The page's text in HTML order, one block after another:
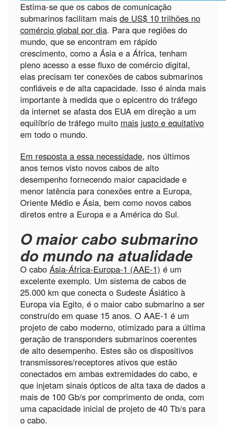
Estima-se que os cabos de comunicação
submarinos facilitam mais de US$ 10 trilhões no
comércio global por dia. Para que regiões do
mundo, que se encontram em rápido
crescimento, como a Ásia e a África, tenham
pleno acesso a esse fluxo de comércio digital,
elas precisam ter conexões de cabos submarinos
confiáveis e de alta capacidade. Isso é ainda mais
importante à medida que o epicentro do tráfego
da internet se afasta dos EUA em direção a um
equilíbrio de tráfego muito mais justo e equitativo
em todo o mundo.
Em resposta a essa necessidade, nos últimos
anos temos visto novos cabos de alto
desempenho fornecendo maior capacidade e
menor latência para conexões entre a Europa,
Oriente Médio e Ásia, bem como novos cabos
diretos entre a Europa e a América do Sul.
O maior cabo submarino
do mundo na atualidade
O cabo Ásia-África-Europa-1 (AAE-1) é um
excelente exemplo. Um sistema de cabos de
25.000 km que conecta o Sudeste Ásiático à
Europa via Egito, é o maior cabo submarino a ser
construído em quase 15 anos. O AAE-1 é um
projeto de cabo moderno, otimizado para a última
geração de transponders submarinos coerentes
de alto desempenho. Estes são os dispositivos
transmissores/receptores ativos que estão
conectados em ambas extremidades do cabo, e
que injetam sinais ópticos de alta taxa de dados a
mais de 100 Gb/s por comprimento de onda, com
uma capacidade inicial de projeto de 40 Tb/s para
o cabo.